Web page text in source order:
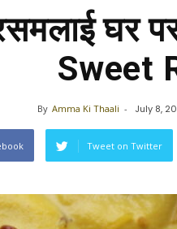
घर
Sweet
By Amma Ki Thaali - July 8,
Tweet on Twitter